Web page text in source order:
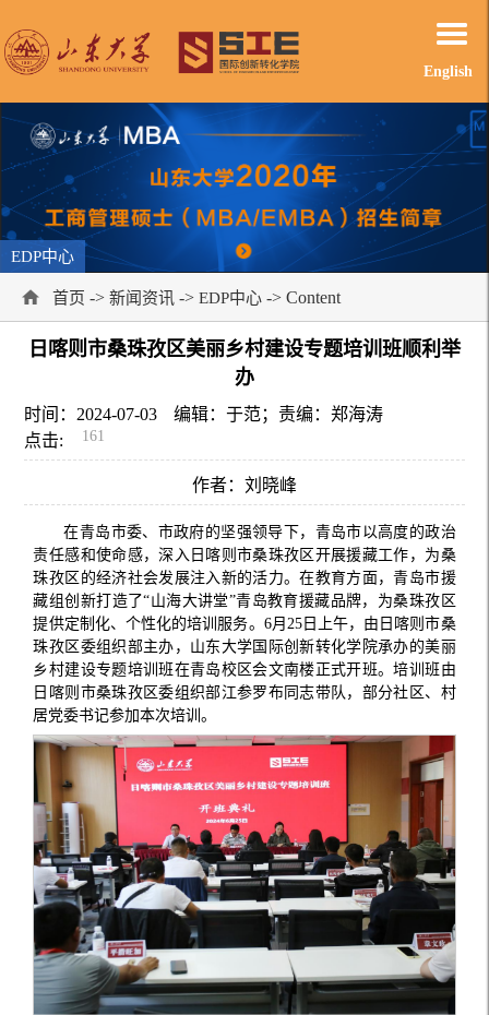
English
EDP中心
首页 -> 新闻资讯 -> EDP中心 -> Content
日喀则市桑珠孜区美丽乡村建设专题培训班顺利举
办
时间：2024-07-03
编辑：于范；责编：郑海涛
点击:
161
作者：刘晓峰
在青岛市委、市政府的坚强领导下，青岛市以高度的政治
责任感和使命感，深入日喀则市桑珠孜区开展援藏工作，为桑
珠孜区的经济社会发展注入新的活力。在教育方面，青岛市援
藏组创新打造了“山海大讲堂”青岛教育援藏品牌，为桑珠孜区
提供定制化、个性化的培训服务。6月25日上午，由日喀则市桑
珠孜区委组织部主办，山东大学国际创新转化学院承办的美丽
乡村建设专题培训班在青岛校区会文南楼正式开班。培训班由
日喀则市桑珠孜区委组织部江参罗布同志带队，部分社区、村
居党委书记参加本次培训。